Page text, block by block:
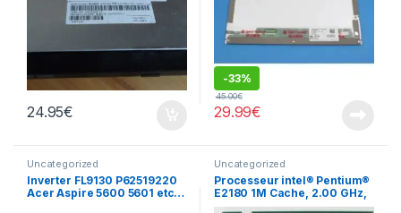
24.95€
-33%
29.99€
45.00€
Uncategorized
Inverter FL9130 P62519220
Acer Aspire 5600 5601 etc…
Uncategorized
Processeur intel® Pentium®
E2180 1M Cache, 2.00 GHz,
800 MHz FSB